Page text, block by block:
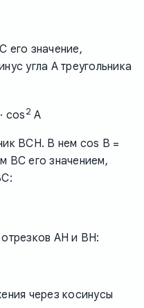
его значение,
угла A треугольника
cos2 A
BCH. В нем cos B =
BC его значением,
AH и BH:
через косинусы